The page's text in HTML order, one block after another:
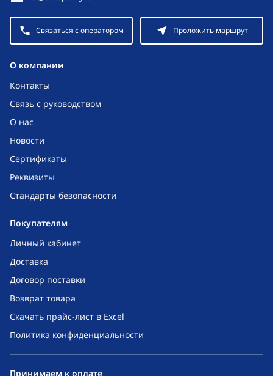
O компании
Контакты
Связь с руководством
О нас
Новости
Сертификаты
Реквизиты
Стандарты безопасности
Покупателям
Личный кабинет
Доставка
Договор поставки
Возврат товара
Скачать прайс-лист в Excel
Политика конфиденциальности
Связаться с оператором Проложить маршрут
Принимаем к оплате